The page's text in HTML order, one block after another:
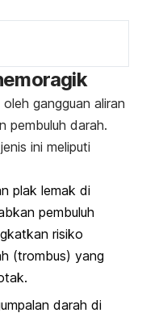
gangguan aliran
pembuluh darah.
jenis ini meliputi
plak lemak di
pembuluh
risiko
(trombus) yang
darah di